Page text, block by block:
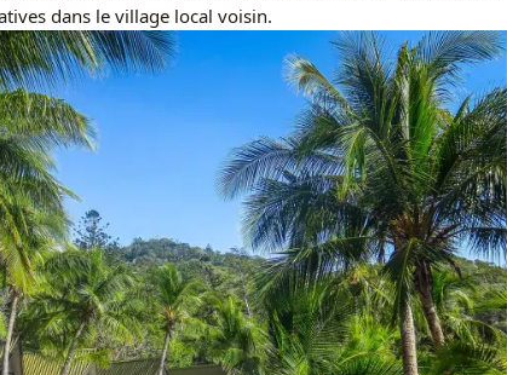
dans le village local voisin.